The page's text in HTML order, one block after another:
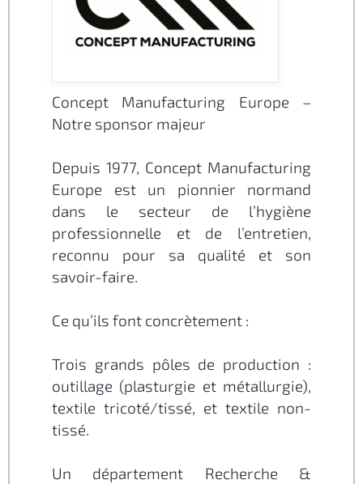
Concept Manufacturing Europe –
Notre sponsor majeur
Depuis 1977, Concept Manufacturing
Europe est un pionnier normand
dans le secteur de l’hygiène
professionnelle et de l’entretien,
reconnu pour sa qualité et son
savoir-faire.
Ce qu’ils font concrètement :
Trois grands pôles de production :
outillage (plasturgie et métallurgie),
textile tricoté/tissé, et textile non-
tissé.
Un département Recherche &